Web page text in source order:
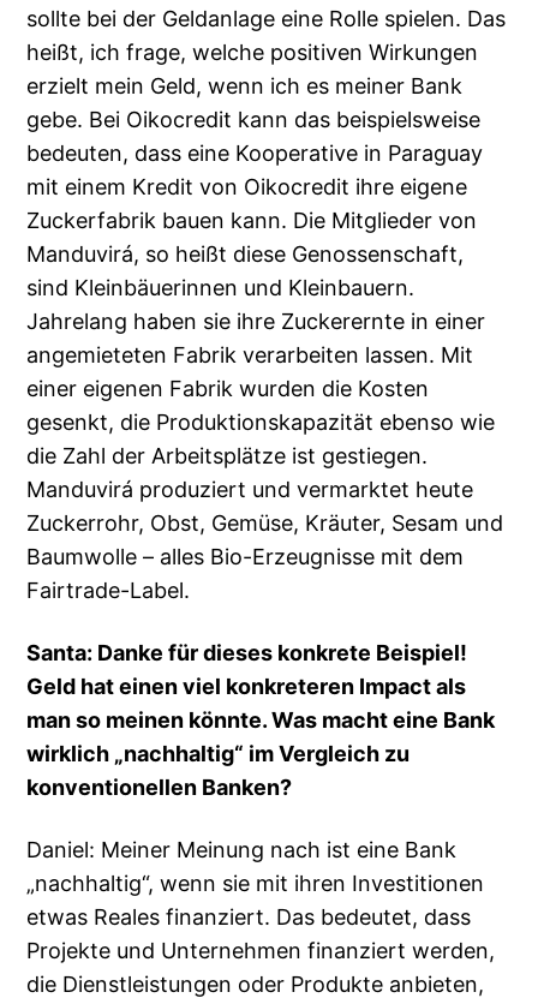
sollte bei der Geldanlage eine Rolle spielen. Das
heißt, ich frage, welche positiven Wirkungen
erzielt mein Geld, wenn ich es meiner Bank
gebe. Bei Oikocredit kann das beispielsweise
bedeuten, dass eine Kooperative in Paraguay
mit einem Kredit von Oikocredit ihre eigene
Zuckerfabrik bauen kann. Die Mitglieder von
Manduvirá, so heißt diese Genossenschaft,
sind Kleinbäuerinnen und Kleinbauern.
Jahrelang haben sie ihre Zuckerernte in einer
angemieteten Fabrik verarbeiten lassen. Mit
einer eigenen Fabrik wurden die Kosten
gesenkt, die Produktionskapazität ebenso wie
die Zahl der Arbeitsplätze ist gestiegen.
Manduvirá produziert und vermarktet heute
Zuckerrohr, Obst, Gemüse, Kräuter, Sesam und
Baumwolle – alles Bio-Erzeugnisse mit dem
Fairtrade-Label.
Santa: Danke für dieses konkrete Beispiel!
Geld hat einen viel konkreteren Impact als
man so meinen könnte. Was macht eine Bank
wirklich „nachhaltig“ im Vergleich zu
konventionellen Banken?
Daniel: Meiner Meinung nach ist eine Bank
„nachhaltig“, wenn sie mit ihren Investitionen
etwas Reales finanziert. Das bedeutet, dass
Projekte und Unternehmen finanziert werden,
die Dienstleistungen oder Produkte anbieten,